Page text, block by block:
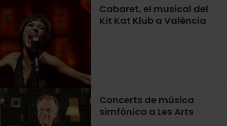
Cabaret, el musical del
Kit Kat Klub a València
Concerts de música
simfònica a Les Arts